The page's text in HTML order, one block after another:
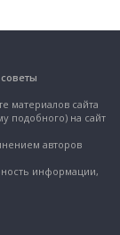
материалов сайта
подобного) на сайт
авторов
информации,